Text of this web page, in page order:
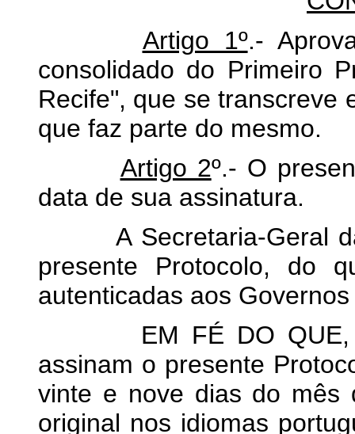
Artigo 1º.-
consolidado do Primeiro
Recife", que se transcreve
que faz parte do mesmo.
Artigo 2º.- O
data de sua assinatura.
A Secretaria-Geral da
presente Protocolo, do
autenticadas aos
EM FÉ DO QUE, os
assinam o presente
vinte e nove dias do mês
original nos idiomas